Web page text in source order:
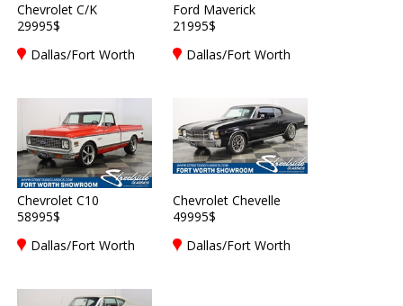
Chevrolet C/K
29995$
Dallas/Fort Worth
Ford Maverick
21995$
Dallas/Fort Worth
Chevrolet C10
58995$
Dallas/Fort Worth
Chevrolet Chevelle
49995$
Dallas/Fort Worth